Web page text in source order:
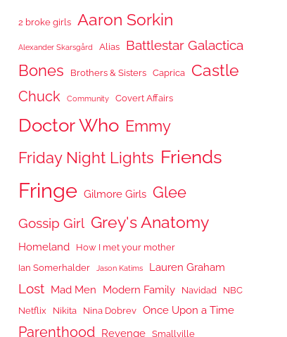
2 broke girls Aaron Sorkin
Alexander Skarsgård Alias Battlestar Galactica
Bones Brothers & Sisters Caprica Castle
Chuck Community Covert Affairs
Doctor Who Emmy
Friday Night Lights Friends
Fringe Gilmore Girls Glee
Gossip Girl Grey's Anatomy
Homeland
How I met your mother
Ian Somerhalder
Jason Katims Lauren Graham
Lost Mad Men Modern Family Navidad
NBC
Netflix
Nikita Nina Dobrev Once Upon a Time
Parenthood Revenge Smallville